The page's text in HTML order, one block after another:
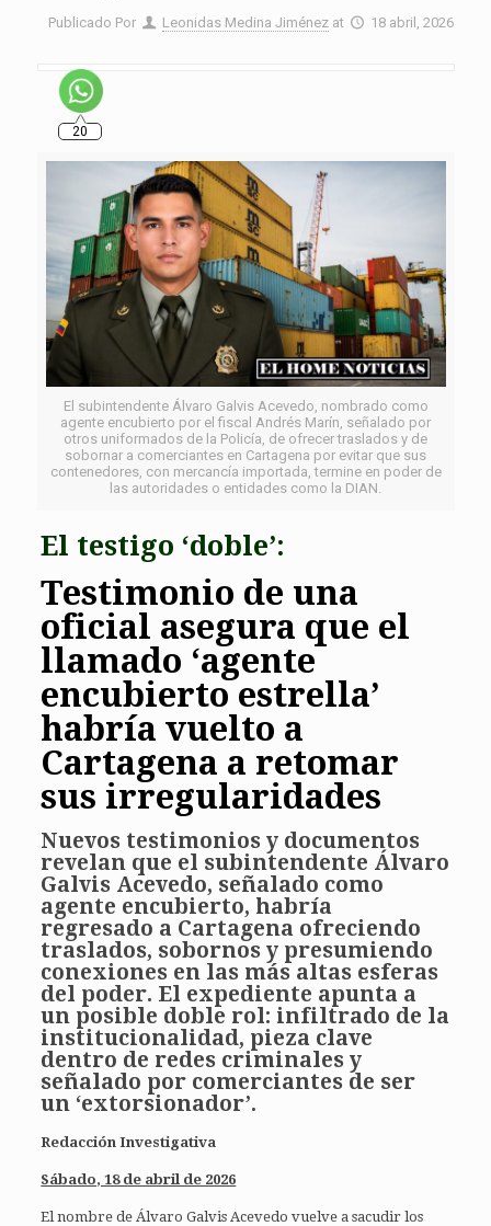
Publicado Por Leonidas Medina Jiménez at 18 abril, 2026
20
El subintendente Álvaro Galvis Acevedo, nombrado como
agente encubierto por el fiscal Andrés Marín, señalado por
otros uniformados de la Policía, de ofrecer traslados y de
sobornar a comerciantes en Cartagena por evitar que sus
contenedores, con mercancía importada, termine en poder de
las autoridades o entidades como la DIAN.
El testigo ‘doble’:
Testimonio de una
oficial asegura que el
llamado ‘agente
encubierto estrella’
habría vuelto a
Cartagena a retomar
sus irregularidades
Nuevos testimonios y documentos
revelan que el subintendente Álvaro
Galvis Acevedo, señalado como
agente encubierto, habría
regresado a Cartagena ofreciendo
traslados, sobornos y presumiendo
conexiones en las más altas esferas
del poder. El expediente apunta a
un posible doble rol: infiltrado de la
institucionalidad, pieza clave
dentro de redes criminales y
señalado por comerciantes de ser
un ‘extorsionador’.
Redacción Investigativa
Sábado, 18 de abril de 2026
El nombre de Álvaro Galvis Acevedo vuelve a sacudir los